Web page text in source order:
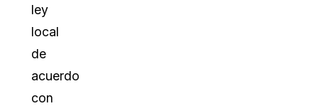
ley
local
de
acuerdo
con